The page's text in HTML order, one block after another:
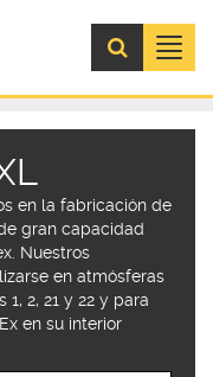
Menú
en la fabricación de
gran capacidad
Nuestros
en atmósferas
2, 21 y 22 y para
en su interior